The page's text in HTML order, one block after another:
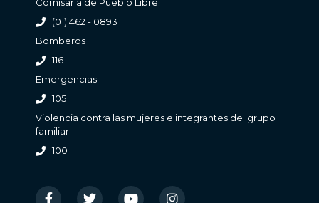
Comisaria de Pueblo Libre
(01) 462 - 0893
Bomberos
116
Emergencias
105
Violencia contra las mujeres e integrantes del grupo
familiar
100